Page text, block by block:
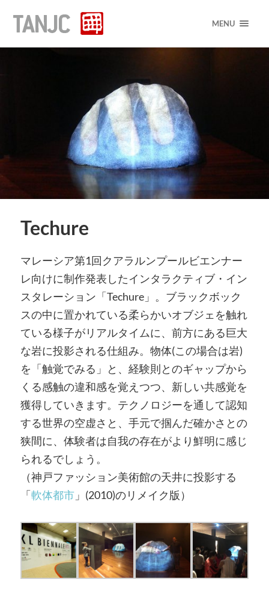
MENU
Techure
マレーシア第1回クアラルンプールビエンナー
レ向けに制作発表したインタラクティブ・イン
スタレーション「Techure」。ブラックボック
スの中に置かれている柔らかいオブジェを触れ
ている様子がリアルタイムに、前方にある巨大
な岩に投影される仕組み。物体(この場合は岩)
を「触覚でみる」と、経験則とのギャップから
くる感触の違和感を覚えつつ、新しい共感覚を
獲得していきます。テクノロジーを通して認知
する世界の空虚さと、手元で掴んだ確かさとの
狭間に、体験者は自我の存在がより鮮明に感じ
られるでしょう。
（神戸ファッション美術館の天井に投影する
「軟体都市」(2010)のリメイク版）